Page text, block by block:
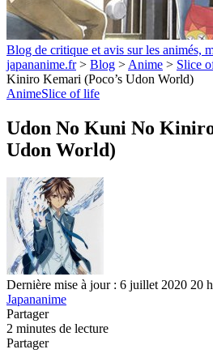
Blog de critique et avis sur les animés,
japananime.fr> Blog > Anime > Slice
Kiniro Kemari (Poco’s Udon World)
AnimeSlice of life
Udon No Kuni No
Udon World)
Dernière mise à jour : 6 juillet 2020 20
Japananime
Partager
2 minutes de lecture
Partager